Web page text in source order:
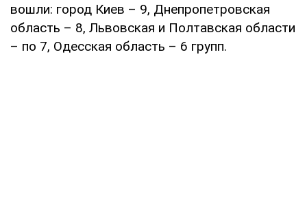
вошли: город Киев – 9, Днепропетровская
область – 8, Львовская и Полтавская области
– по 7, Одесская область – 6 групп.